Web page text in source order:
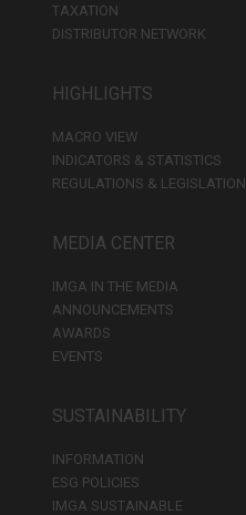
TAXATION
DISTRIBUTOR NETWORK
HIGHLIGHTS
MACRO VIEW
INDICATORS & STATISTICS
REGULATIONS & LEGISLATION
MEDIA CENTER
IMGA IN THE MEDIA
ANNOUNCEMENTS
AWARDS
EVENTS
SUSTAINABILITY
INFORMATION
ESG POLICIES
IMGA SUSTAINABLE